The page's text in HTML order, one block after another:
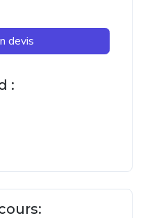
devis
: